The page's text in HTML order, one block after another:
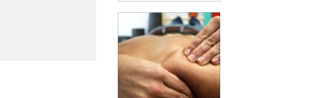
sjukdomar, psykisk
ohälsa och
rehabilitering. I en
växande kommun som
Svedala blir valet av
vårdcentral extr...